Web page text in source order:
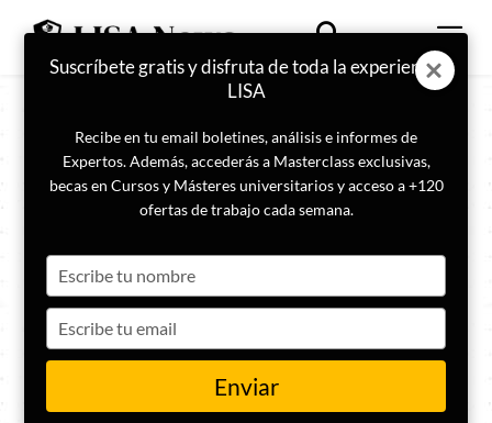
Suscríbete gratis y disfruta de toda la experiencia
LISA
Recibe en tu email boletines, análisis e informes de
Expertos. Además, accederás a Masterclass exclusivas,
becas en Cursos y Másteres universitarios y acceso a +120
ofertas de trabajo cada semana.
your
name
your
email
Enviar